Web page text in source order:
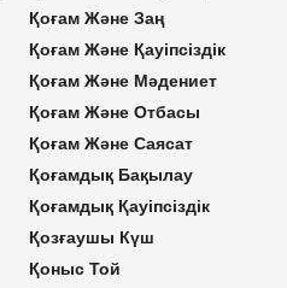
Қоғам Және Заң
Қоғам Және Қауіпсіздік
Қоғам Және Мәдениет
Қоғам Және Отбасы
Қоғам Және Саясат
Қоғамдық Бақылау
Қоғамдық Қауіпсіздік
Қозғаушы Күш
Қоныс Той